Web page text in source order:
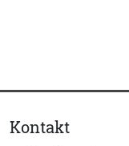
Kontakt